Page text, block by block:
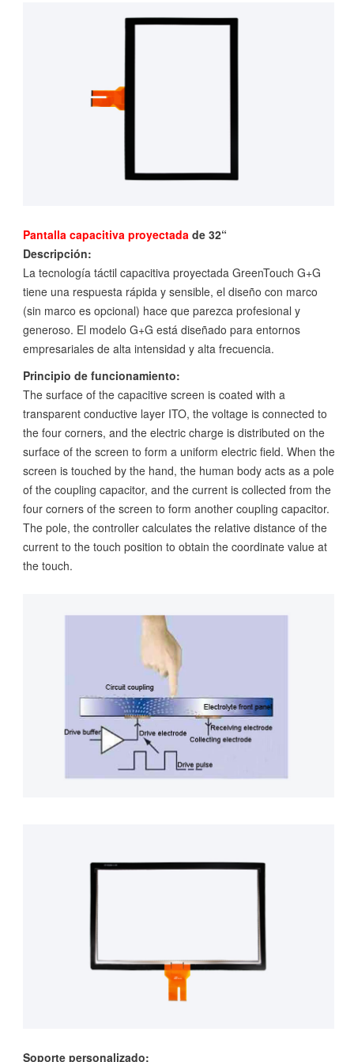
Pantalla capacitiva proyectadade 32“
Descripción:
La tecnología táctil capacitiva proyectada GreenTouch G+G
tiene una respuesta rápida y sensible, el diseño con marco
(sin marco es opcional) hace que parezca profesional y
generoso. El modelo G+G está diseñado para entornos
empresariales de alta intensidad y alta frecuencia.
Principio de funcionamiento:
The surface of the capacitive screen is coated with a
transparent conductive layer ITO, the voltage is connected to
the four corners, and the electric charge is distributed on the
surface of the screen to form a uniform electric field. When the
screen is touched by the hand, the human body acts as a pole
of the coupling capacitor, and the current is collected from the
four corners of the screen to form another coupling capacitor.
The pole, the controller calculates the relative distance of the
current to the touch position to obtain the coordinate value at
the touch.
Soporte personalizado: